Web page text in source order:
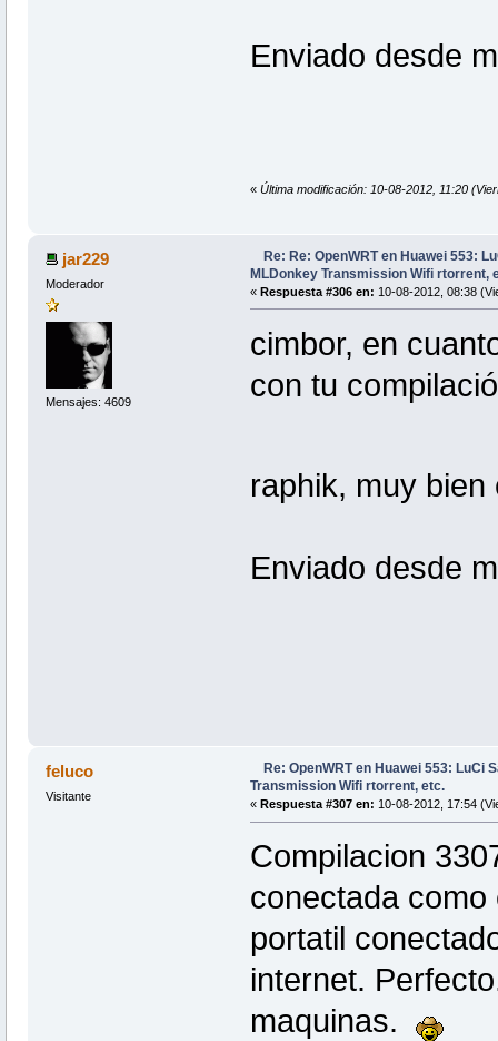
Enviado desde
« Última modificación: 10-08-2012, 11:20
jar229
Moderador
Mensajes: 4609
Re: Re: OpenWRT en Huawei 553:
MLDonkey Transmission Wifi rtorrent,
« Respuesta #306 en: 10-08-2012, 08:38
cimbor, en
con tu
raphik, muy
Enviado desde
feluco
Visitante
Re: OpenWRT en Huawei 553: LuCi
Transmission Wifi rtorrent, etc.
« Respuesta #307 en: 10-08-2012, 17:54
Compilacion
conectada
portatil
internet.
maquinas.